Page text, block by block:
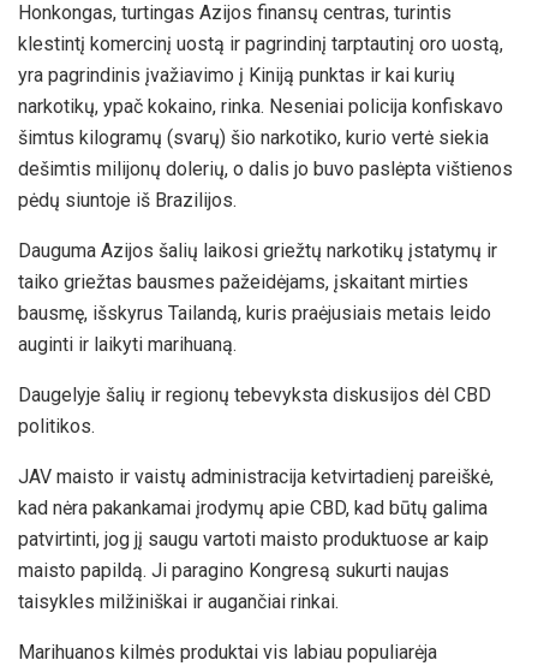
Honkongas, turtingas Azijos finansų centras, turintis
klestintį komercinį uostą ir pagrindinį tarptautinį oro uostą,
yra pagrindinis įvažiavimo į Kiniją punktas ir kai kurių
narkotikų, ypač kokaino, rinka. Neseniai policija konfiskavo
šimtus kilogramų (svarų) šio narkotiko, kurio vertė siekia
dešimtis milijonų dolerių, o dalis jo buvo paslėpta vištienos
pėdų siuntoje iš Brazilijos.
Dauguma Azijos šalių laikosi griežtų narkotikų įstatymų ir
taiko griežtas bausmes pažeidėjams, įskaitant mirties
bausmę, išskyrus Tailandą, kuris praėjusiais metais leido
auginti ir laikyti marihuaną.
Daugelyje šalių ir regionų tebevyksta diskusijos dėl CBD
politikos.
JAV maisto ir vaistų administracija ketvirtadienį pareiškė,
kad nėra pakankamai įrodymų apie CBD, kad būtų galima
patvirtinti, jog jį saugu vartoti maisto produktuose ar kaip
maisto papildą. Ji paragino Kongresą sukurti naujas
taisykles milžiniškai ir augančiai rinkai.
Marihuanos kilmės produktai vis labiau populiarėja